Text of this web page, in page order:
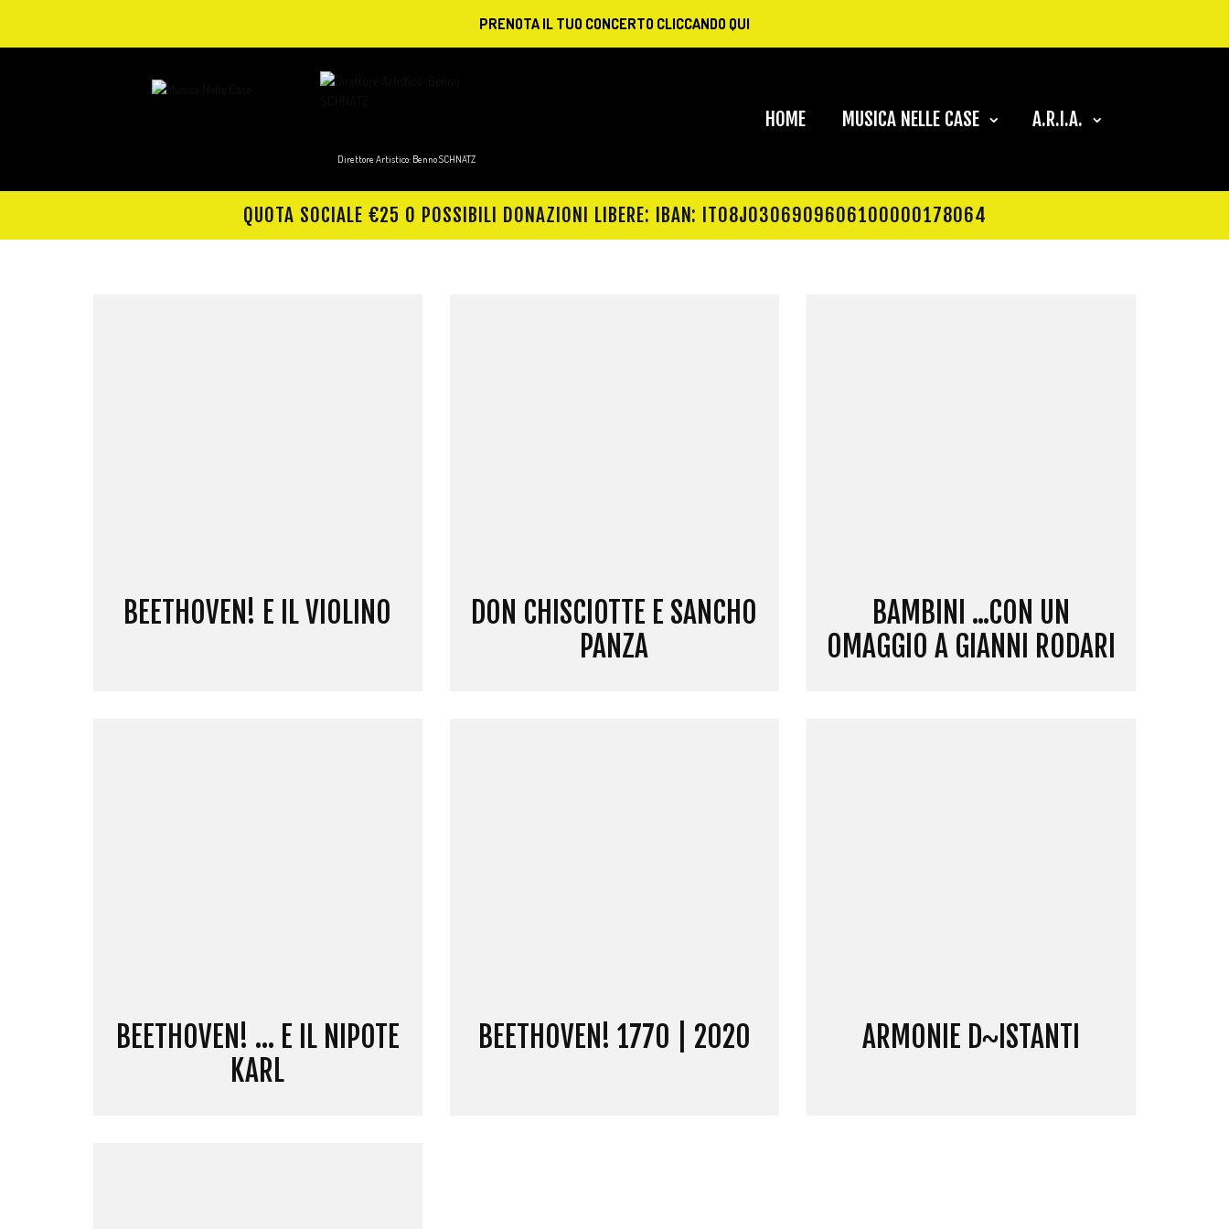
PRENOTA IL TUO CONCERTO CLICCANDO QUI
Direttore Artistico: Benno SCHNATZ
HOME MUSICA NELLE CASE A.R.I.A.
QUOTA SOCIALE €25 O POSSIBILI DONAZIONI LIBERE: IBAN: IT08J0306909606100000178064
BEETHOVEN! E IL VIOLINO
DON CHISCIOTTE E SANCHO
PANZA
BAMBINI ...CON UN
OMAGGIO A GIANNI RODARI
BEETHOVEN! … E IL NIPOTE
KARL
BEETHOVEN! 1770 | 2020 ARMONIE D~ISTANTI